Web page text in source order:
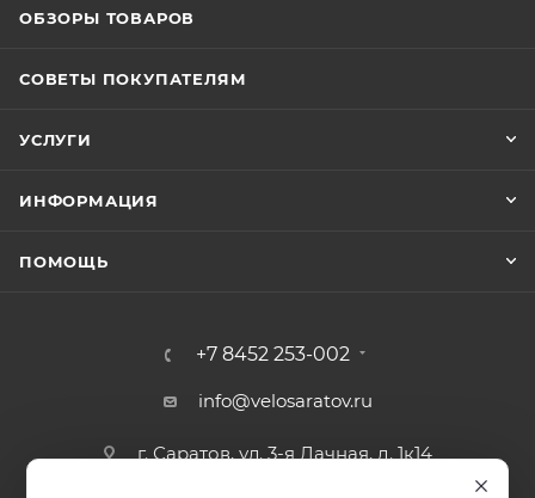
ОБЗОРЫ ТОВАРОВ
СОВЕТЫ ПОКУПАТЕЛЯМ
УСЛУГИ
ИНФОРМАЦИЯ
ПОМОЩЬ
+7 8452 253-002
info@velosaratov.ru
г. Саратов, ул. 3-я Дачная, д. 1к14